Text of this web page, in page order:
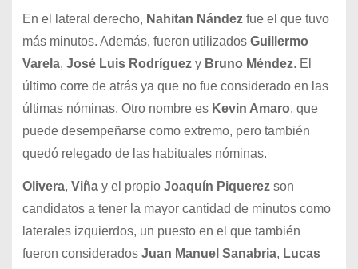
En el lateral derecho, Nahitan Nández fue el que tuvo
más minutos. Además, fueron utilizados Guillermo
Varela, José Luis Rodríguezy Bruno Méndez. El
último corre de atrás ya que no fue considerado en las
últimas nóminas. Otro nombre es Kevin Amaro, que
puede desempeñarse como extremo, pero también
quedó relegado de las habituales nóminas.
Olivera, Viña y el propio Joaquín Piquerezson
candidatos a tener la mayor cantidad de minutos como
laterales izquierdos, un puesto en el que también
fueron considerados Juan Manuel Sanabria, Lucas